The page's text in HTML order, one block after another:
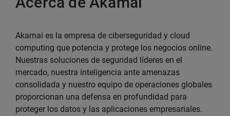
Akamai es la empresa de ciberseguridad y cloud
computing que potencia y protege los negocios online.
Nuestras soluciones de seguridad líderes en el
mercado, nuestra inteligencia ante amenazas
consolidada y nuestro equipo de operaciones globales
proporcionan una defensa en profundidad para
proteger los datos y las aplicaciones empresariales.